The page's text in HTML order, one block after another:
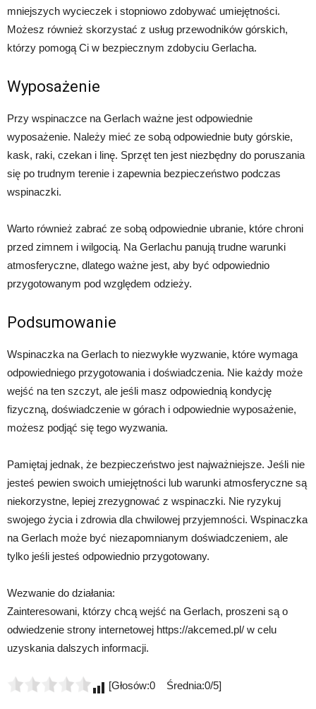
mniejszych wycieczek i stopniowo zdobywać umiejętności.
Możesz również skorzystać z usług przewodników górskich,
którzy pomogą Ci w bezpiecznym zdobyciu Gerlacha.
Wyposażenie
Przy wspinaczce na Gerlach ważne jest odpowiednie
wyposażenie. Należy mieć ze sobą odpowiednie buty górskie,
kask, raki, czekan i linę. Sprzęt ten jest niezbędny do poruszania
się po trudnym terenie i zapewnia bezpieczeństwo podczas
wspinaczki.
Warto również zabrać ze sobą odpowiednie ubranie, które chroni
przed zimnem i wilgocią. Na Gerlachu panują trudne warunki
atmosferyczne, dlatego ważne jest, aby być odpowiednio
przygotowanym pod względem odzieży.
Podsumowanie
Wspinaczka na Gerlach to niezwykłe wyzwanie, które wymaga
odpowiedniego przygotowania i doświadczenia. Nie każdy może
wejść na ten szczyt, ale jeśli masz odpowiednią kondycję
fizyczną, doświadczenie w górach i odpowiednie wyposażenie,
możesz podjąć się tego wyzwania.
Pamiętaj jednak, że bezpieczeństwo jest najważniejsze. Jeśli nie
jesteś pewien swoich umiejętności lub warunki atmosferyczne są
niekorzystne, lepiej zrezygnować z wspinaczki. Nie ryzykuj
swojego życia i zdrowia dla chwilowej przyjemności. Wspinaczka
na Gerlach może być niezapomnianym doświadczeniem, ale
tylko jeśli jesteś odpowiednio przygotowany.
Wezwanie do działania:
Zainteresowani, którzy chcą wejść na Gerlach, proszeni są o
odwiedzenie strony internetowej https://akcemed.pl/ w celu
uzyskania dalszych informacji.
[Głosów:0 Średnia:0/5]